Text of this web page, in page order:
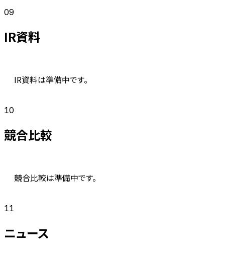
09
IR資料
IR資料は準備中です。
10
競合比較
競合比較は準備中です。
11
ニュース